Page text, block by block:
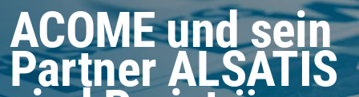
ACOME und sein
Partner ALSATIS